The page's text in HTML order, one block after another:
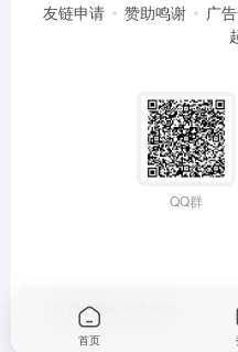
友链申请 赞助鸣谢 广
QQ群
OneNav
首页